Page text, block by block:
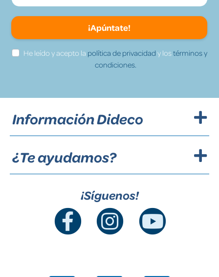
¡Apúntate!
He leído y acepto la política de privacidad y lostérminos y
condiciones.
Información Dideco
¿Te ayudamos?
¡Síguenos!